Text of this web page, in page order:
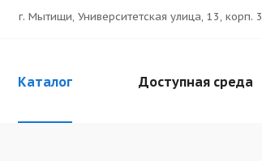
г. Мытищи, Университетская улица, 13, корп. 3
Каталог Доступная среда